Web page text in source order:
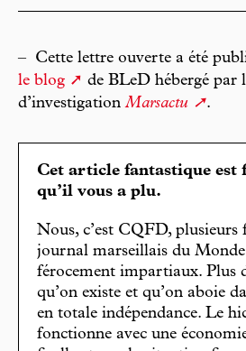
–
Cette lettre ouverte a été
le blog
de BLeD hébergé par
d’investigationMarsactu .
Cet article fantastique est
qu’il vous a plu.
Nous, c’est CQFD, plusieurs
journal marseillais du Monde
férocement impartiaux. Plus
qu’on existe et qu’on aboie
en totale indépendance. Le
fonctionne avec une